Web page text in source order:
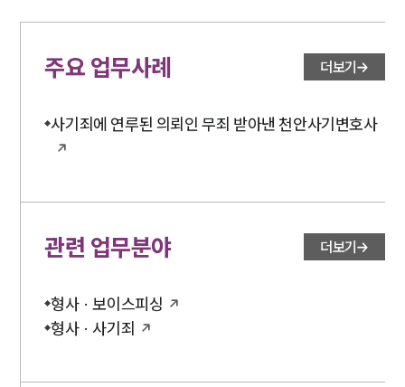
대륜법률상담예약
주요 업무사례 더보기
사기죄에 연루된 의뢰인 무죄 받아낸 천안사기변호사
관련 업무분야 더보기
형사 · 보이스피싱
형사 · 사기죄